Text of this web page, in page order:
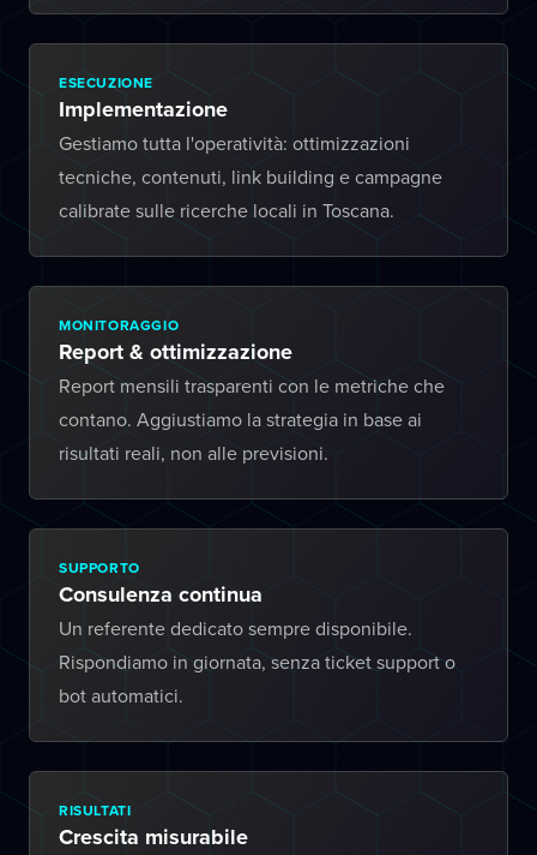
ESECUZIONE
Implementazione
Gestiamo tutta l'operatività: ottimizzazioni
tecniche, contenuti, link building e campagne
calibrate sulle ricerche locali in Toscana.
MONITORAGGIO
Report & ottimizzazione
Report mensili trasparenti con le metriche che
contano. Aggiustiamo la strategia in base ai
risultati reali, non alle previsioni.
SUPPORTO
Consulenza continua
Un referente dedicato sempre disponibile.
Rispondiamo in giornata, senza ticket support o
bot automatici.
RISULTATI
Crescita misurabile